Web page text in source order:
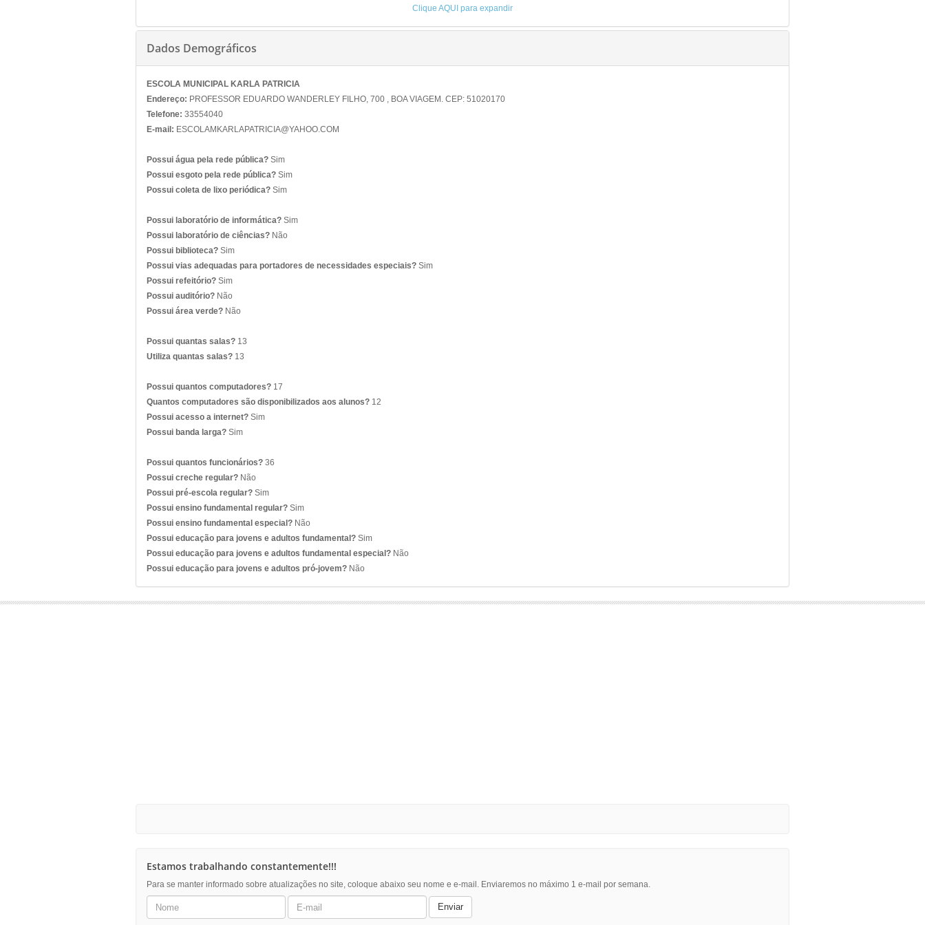
Clique AQUI para expandir
Dados Demográficos
ESCOLA MUNICIPAL KARLA PATRICIA
Endereço: PROFESSOR EDUARDO WANDERLEY FILHO, 700 , BOA VIAGEM. CEP: 51020170
Telefone: 33554040
E-mail: ESCOLAMKARLAPATRICIA@YAHOO.COM
Possui água pela rede pública? Sim
Possui esgoto pela rede pública? Sim
Possui coleta de lixo periódica? Sim
Possui laboratório de informática? Sim
Possui laboratório de ciências? Não
Possui biblioteca? Sim
Possui vias adequadas para portadores de necessidades especiais? Sim
Possui refeitório? Sim
Possui auditório? Não
Possui área verde? Não
Possui quantas salas? 13
Utiliza quantas salas? 13
Possui quantos computadores? 17
Quantos computadores são disponibilizados aos alunos? 12
Possui acesso a internet? Sim
Possui banda larga? Sim
Possui quantos funcionários? 36
Possui creche regular? Não
Possui pré-escola regular? Sim
Possui ensino fundamental regular? Sim
Possui ensino fundamental especial? Não
Possui educação para jovens e adultos fundamental? Sim
Possui educação para jovens e adultos fundamental especial? Não
Possui educação para jovens e adultos pró-jovem? Não
Estamos trabalhando constantemente!!!
Para se manter informado sobre atualizações no site, coloque abaixo seu nome e e-mail. Enviaremos no máximo 1 e-mail por semana.
Enviar